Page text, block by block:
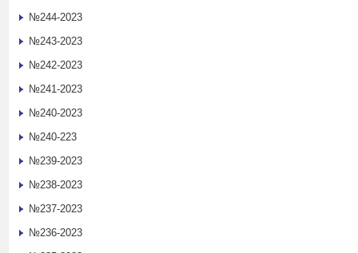
№244-2023
№243-2023
№242-2023
№241-2023
№240-2023
№240-223
№239-2023
№238-2023
№237-2023
№236-2023